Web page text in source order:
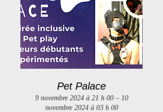
Pet Palace
9 novembre 2024 à 21 h 00 – 10
novembre 2024 à 03 h 00